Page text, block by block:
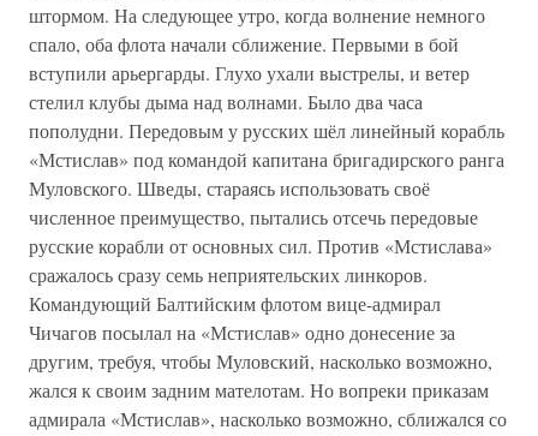
штормом. На следующее утро, когда волнение немного
спало, оба флота начали сближение. Первыми в бой
вступили арьергарды. Глухо ухали выстрелы, и ветер
стелил клубы дыма над волнами. Было два часа
пополудни. Передовым у русских шёл линейный корабль
«Мстислав» под командой капитана бригадирского ранга
Муловского. Шведы, стараясь использовать своё
численное преимущество, пытались отсечь передовые
русские корабли от основных сил. Против «Мстислава»
сражалось сразу семь неприятельских линкоров.
Командующий Балтийским флотом вице-адмирал
Чичагов посылал на «Мстислав» одно донесение за
другим, требуя, чтобы Муловский, насколько возможно,
жался к своим задним мателотам. Но вопреки приказам
адмирала «Мстислав», насколько возможно, сближался со